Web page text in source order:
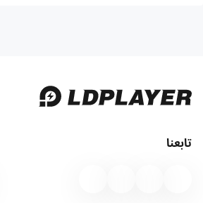
تابعنا